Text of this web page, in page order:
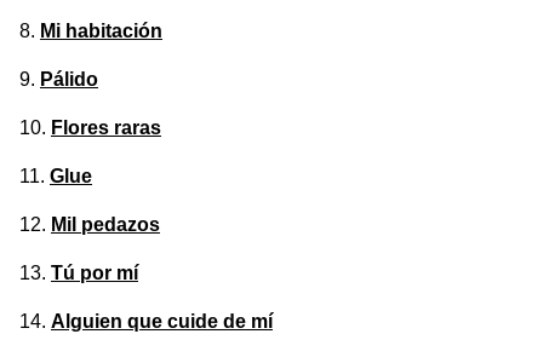
Mi habitación
Pálido
Flores raras
Glue
Mil pedazos
Tú por mí
Alguien que cuide de mí